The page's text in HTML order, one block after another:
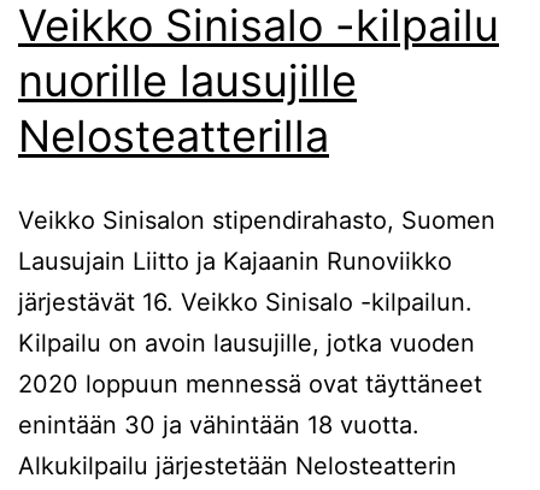
Veikko Sinisalo -kilpailu
nuorille lausujille
Nelosteatterilla
Veikko Sinisalon stipendirahasto, Suomen
Lausujain Liitto ja Kajaanin Runoviikko
järjestävät 16. Veikko Sinisalo -kilpailun.
Kilpailu on avoin lausujille, jotka vuoden
2020 loppuun mennessä ovat täyttäneet
enintään 30 ja vähintään 18 vuotta.
Alkukilpailu järjestetään Nelosteatterin